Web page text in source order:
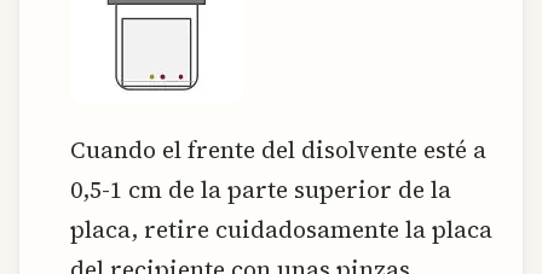
Cuando el frente del disolvente esté a
0,5-1 cm de la parte superior de la
placa, retire cuidadosamente la placa